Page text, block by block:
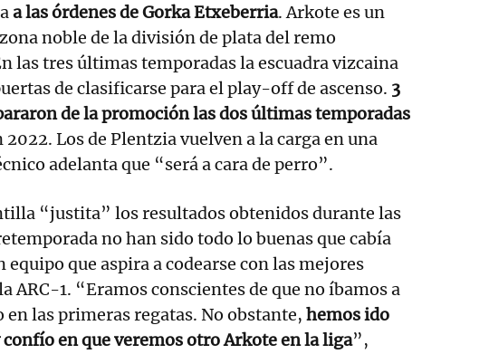
a las órdenes de Gorka Etxeberria. Arkote es un
noble de la división de plata del remo
las tres últimas temporadas la escuadra vizcaina
de clasificarse para el play-off de ascenso. 3
de la promoción las dos últimas temporadas
2022. Los de Plentzia vuelven a la carga en una
adelanta que “será a cara de perro”.
“justita” los resultados obtenidos durante las
no han sido todo lo buenas que cabía
equipo que aspira a codearse con las mejores
ARC-1. “Eramos conscientes de que no íbamos a
en las primeras regatas. No obstante, hemos ido
en que veremos otro Arkote en la liga”,